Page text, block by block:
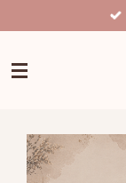
direct
de